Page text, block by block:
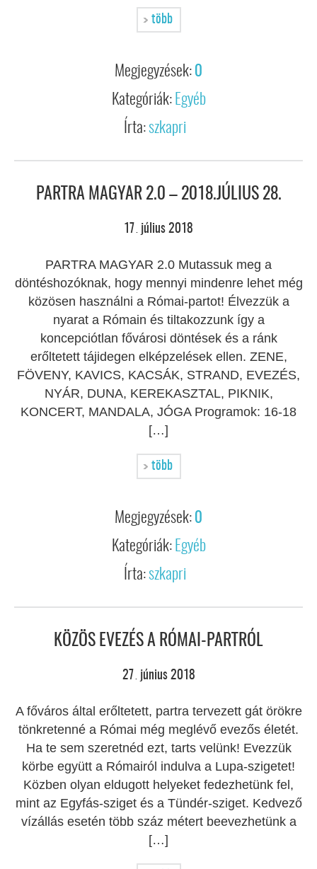
több
Megjegyzések: 0
Kategóriák: Egyéb
Írta:szkapri
PARTRA MAGYAR 2.0 – 2018.JÚLIUS 28.
17 . július 2018
PARTRA MAGYAR 2.0 Mutassuk meg a
döntéshozóknak, hogy mennyi mindenre lehet még
közösen használni a Római-partot! Élvezzük a
nyarat a Rómain és tiltakozzunk így a
koncepciótlan fővárosi döntések és a ránk
erőltetett tájidegen elképzelések ellen. ZENE,
FÖVENY, KAVICS, KACSÁK, STRAND, EVEZÉS,
NYÁR, DUNA, KEREKASZTAL, PIKNIK,
KONCERT, MANDALA, JÓGA Programok: 16-18
[…]
több
Megjegyzések: 0
Kategóriák: Egyéb
Írta:szkapri
KÖZÖS EVEZÉS A RÓMAI-PARTRÓL
27 . június 2018
A főváros által erőltetett, partra tervezett gát örökre
tönkretenné a Római még meglévő evezős életét.
Ha te sem szeretnéd ezt, tarts velünk! Evezzük
körbe együtt a Rómairól indulva a Lupa-szigetet!
Közben olyan eldugott helyeket fedezhetünk fel,
mint az Egyfás-sziget és a Tündér-sziget. Kedvező
vízállás esetén több száz métert beevezhetünk a
[…]